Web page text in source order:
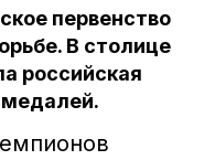
первенство
В столице
российская
медалей.